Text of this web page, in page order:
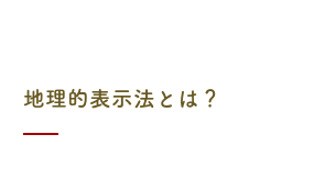
地理的表示法とは？